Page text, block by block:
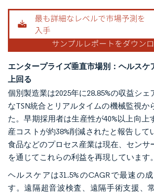
エンタープライズ垂直市場別：ヘルスケ
上回る
個別製造業は2025年に28.85%の収益シ
なTSN統合とリアルタイムの機械監視か
た。早期採用者は生産性が40%以上向上
産コストが約38%削減されたと報告して
食品などのプロセス産業は現在、センサ
を通じてこれらの利益を再現しています。
ヘルスケアは31.5%のCAGRで最速の
す。遠隔超音波検査、遠隔手術支援、